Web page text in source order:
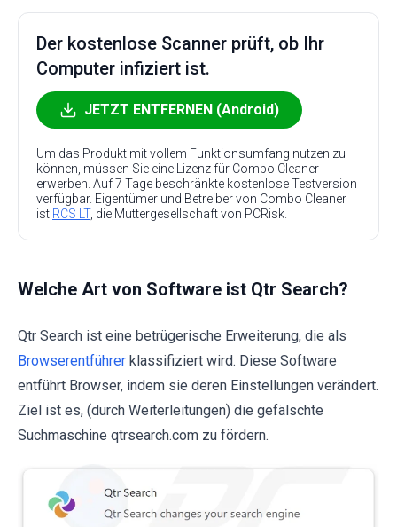
Der kostenlose Scanner prüft, ob Ihr
Computer infiziert ist.
JETZT ENTFERNEN (Android)
Um das Produkt mit vollem Funktionsumfang nutzen zu
können, müssen Sie eine Lizenz für Combo Cleaner
erwerben. Auf 7 Tage beschränkte kostenlose Testversion
verfügbar. Eigentümer und Betreiber von Combo Cleaner
ist RCS LT, die Muttergesellschaft von PCRisk.
Welche Art von Software ist Qtr Search?
Qtr Search ist eine betrügerische Erweiterung, die als
Browserentführer klassifiziert wird. Diese Software
entführt Browser, indem sie deren Einstellungen verändert.
Ziel ist es, (durch Weiterleitungen) die gefälschte
Suchmaschine qtrsearch.com zu fördern.